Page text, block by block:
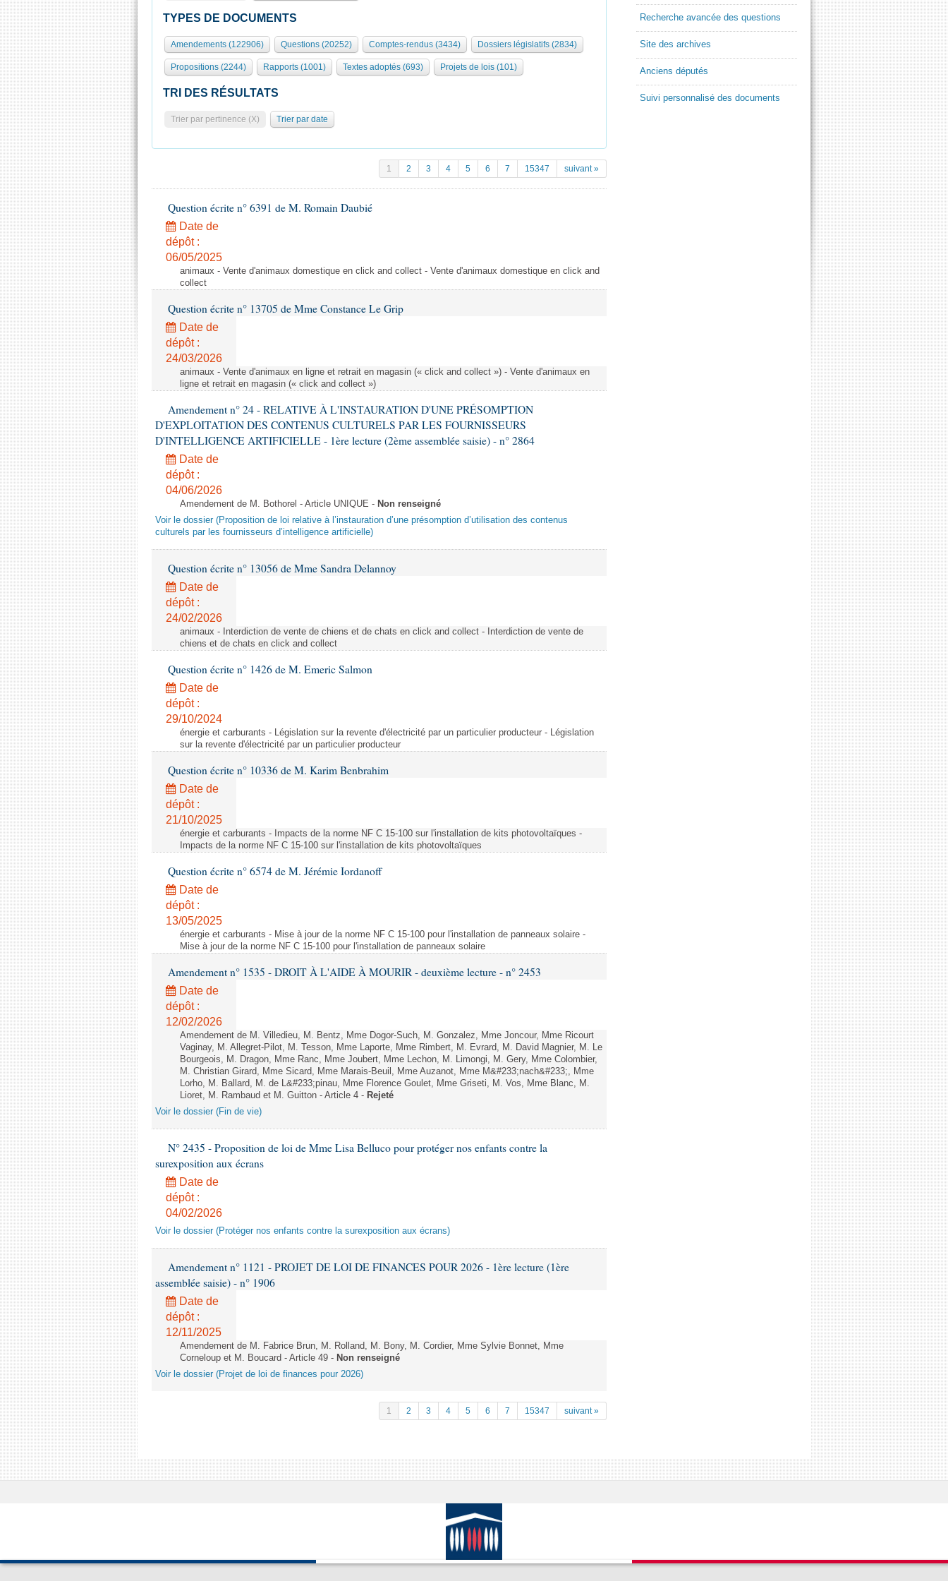
TYPES DE DOCUMENTS
Amendements (122906) Questions (20252) Comptes-rendus (3434) Dossiers législatifs (2834)
Propositions (2244) Rapports (1001) Textes adoptés (693) Projets de lois (101)
TRI DES RÉSULTATS
Trier par pertinence (X) Trier par date
1 2 3 4 5 6 7 15347 suivant »
Question écrite n° 6391 de M. Romain Daubié
Date de
dépôt :
06/05/2025
animaux - Vente d'animaux domestique en click and collect - Vente d'animaux domestique en click and
collect
Question écrite n° 13705 de Mme Constance Le Grip
Date de
dépôt :
24/03/2026
animaux - Vente d'animaux en ligne et retrait en magasin (« click and collect ») - Vente d'animaux en
ligne et retrait en magasin (« click and collect »)
Amendement n° 24 - RELATIVE À L'INSTAURATION D'UNE PRÉSOMPTION
D'EXPLOITATION DES CONTENUS CULTURELS PAR LES FOURNISSEURS
D'INTELLIGENCE ARTIFICIELLE - 1ère lecture (2ème assemblée saisie) - n° 2864
Date de
dépôt :
04/06/2026
Amendement de M. Bothorel - Article UNIQUE - Non renseigné
Voir le dossier (Proposition de loi relative à l’instauration d’une présomption d’utilisation des contenus
culturels par les fournisseurs d’intelligence artificielle)
Question écrite n° 13056 de Mme Sandra Delannoy
Date de
dépôt :
24/02/2026
animaux - Interdiction de vente de chiens et de chats en click and collect - Interdiction de vente de
chiens et de chats en click and collect
Question écrite n° 1426 de M. Emeric Salmon
Date de
dépôt :
29/10/2024
énergie et carburants - Législation sur la revente d'électricité par un particulier producteur - Législation
sur la revente d'électricité par un particulier producteur
Question écrite n° 10336 de M. Karim Benbrahim
Date de
dépôt :
21/10/2025
énergie et carburants - Impacts de la norme NF C 15-100 sur l'installation de kits photovoltaïques -
Impacts de la norme NF C 15-100 sur l'installation de kits photovoltaïques
Question écrite n° 6574 de M. Jérémie Iordanoff
Date de
dépôt :
13/05/2025
énergie et carburants - Mise à jour de la norme NF C 15-100 pour l'installation de panneaux solaire -
Mise à jour de la norme NF C 15-100 pour l'installation de panneaux solaire
Amendement n° 1535 - DROIT À L'AIDE À MOURIR - deuxième lecture - n° 2453
Date de
dépôt :
12/02/2026
Amendement de M. Villedieu, M. Bentz, Mme Dogor-Such, M. Gonzalez, Mme Joncour, Mme Ricourt
Vaginay, M. Allegret-Pilot, M. Tesson, Mme Laporte, Mme Rimbert, M. Evrard, M. David Magnier, M. Le
Bourgeois, M. Dragon, Mme Ranc, Mme Joubert, Mme Lechon, M. Limongi, M. Gery, Mme Colombier,
M. Christian Girard, Mme Sicard, Mme Marais-Beuil, Mme Auzanot, Mme M&#233;nach&#233;, Mme
Lorho, M. Ballard, M. de L&#233;pinau, Mme Florence Goulet, Mme Griseti, M. Vos, Mme Blanc, M.
Lioret, M. Rambaud et M. Guitton - Article 4 - Rejeté
Voir le dossier (Fin de vie)
N° 2435 - Proposition de loi de Mme Lisa Belluco pour protéger nos enfants contre la
surexposition aux écrans
Date de
dépôt :
04/02/2026
Voir le dossier (Protéger nos enfants contre la surexposition aux écrans)
Amendement n° 1121 - PROJET DE LOI DE FINANCES POUR 2026 - 1ère lecture (1ère
assemblée saisie) - n° 1906
Date de
dépôt :
12/11/2025
Amendement de M. Fabrice Brun, M. Rolland, M. Bony, M. Cordier, Mme Sylvie Bonnet, Mme
Corneloup et M. Boucard - Article 49 - Non renseigné
Voir le dossier (Projet de loi de finances pour 2026)
1 2 3 4 5 6 7 15347 suivant »
Recherche avancée des questions
Site des archives
Anciens députés
Suivi personnalisé des documents